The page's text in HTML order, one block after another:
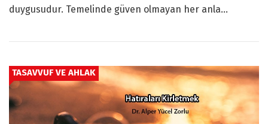
duygusudur. Temelinde güven olmayan her anla...
TASAVVUF VE AHLAK